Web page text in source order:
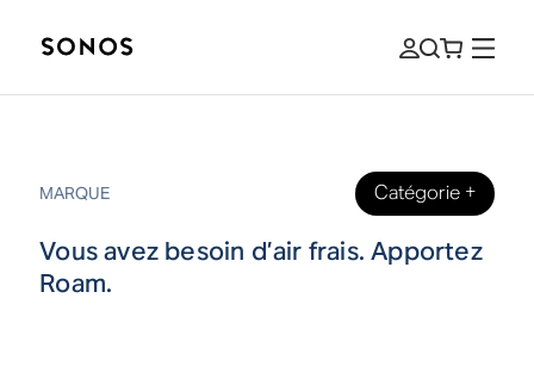
MARQUE Catégorie+
Vous avez besoin d’air frais. Apportez
Roam.